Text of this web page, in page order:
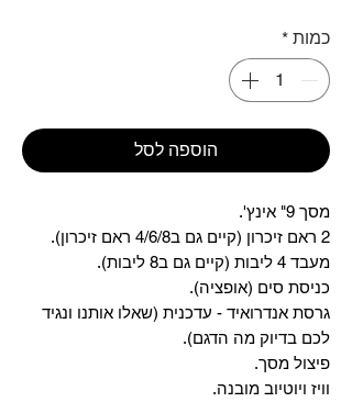
כמות *
הוספה לסל
מסך 9" אינץ'.
2 ראם זיכרון (קיים גם ב4/6/8 ראם זיכרון).
מעבד 4 ליבות (קיים גם ב8 ליבות).
כניסת סים (אופציה).
גרסת אנדרואיד - עדכנית (שאלו אותנו ונגיד
לכם בדיוק מה הדגם).
פיצול מסך.
וויז ויוטיוב מובנה.